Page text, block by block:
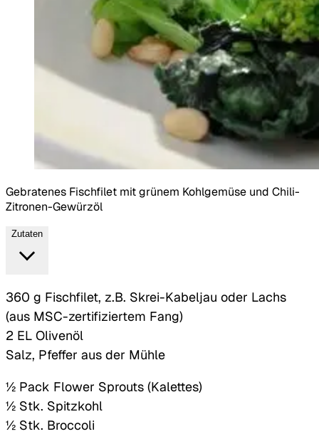
Gebratenes Fischfilet mit grünem Kohlgemüse und Chili-
Zitronen-Gewürzöl
Zutaten
360 g Fischfilet, z.B. Skrei-Kabeljau oder Lachs
(aus MSC-zertifiziertem Fang)
2 EL Olivenöl
Salz, Pfeffer aus der Mühle
½ Pack Flower Sprouts (Kalettes)
½ Stk. Spitzkohl
½ Stk. Broccoli